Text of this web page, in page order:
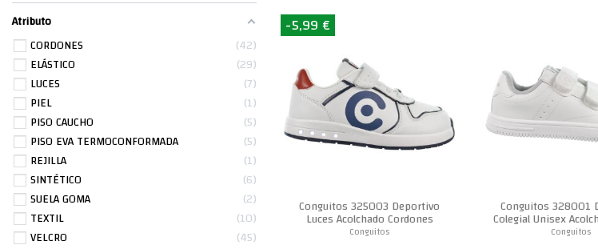
-5,99 €
Conguitos 325003 Deportivo
Luces Acolchado Cordones
Unisex
Conguitos
Conguitos 328001
Colegial Unisex
Conguitos
Atributo
CORDONES
42
ELÁSTICO
29
LUCES
7
PIEL
1
PISO CAUCHO
5
PISO EVA TERMOCONFORMADA
5
REJILLA
1
SINTÉTICO
6
SUELA GOMA
2
TEXTIL
10
VELCRO
45